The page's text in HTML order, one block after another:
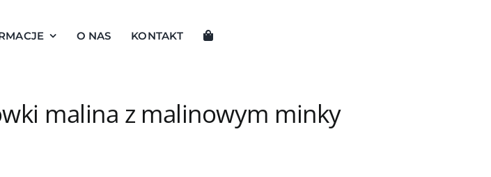
O NAS KONTAKT
malina z malinowym minky